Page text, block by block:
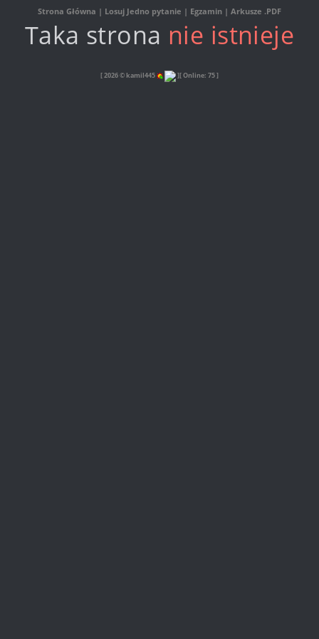
Strona Główna | Losuj Jedno pytanie | Egzamin | Arkusze .PDF
Taka strona nie istnieje
[ 2026 © kamil445 ][ Online: 75 ]